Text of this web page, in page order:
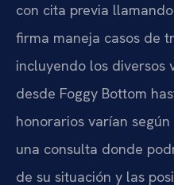
con cita previa
firma maneja casos de
incluyendo los diversos
desde Foggy Bottom
honorarios varían
una consulta donde
de su situación y las